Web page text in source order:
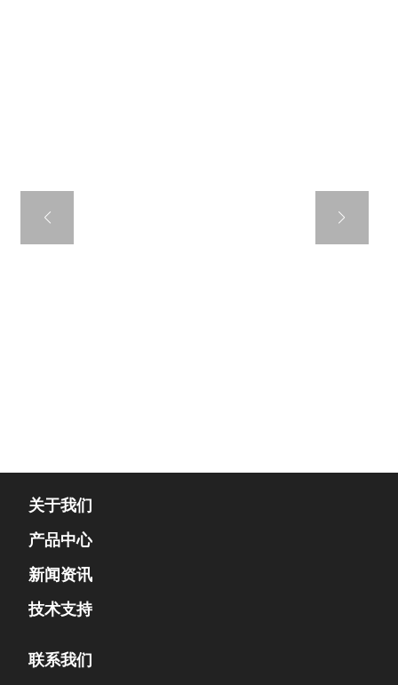
关于我们
产品中心
新闻资讯
技术支持
联系我们